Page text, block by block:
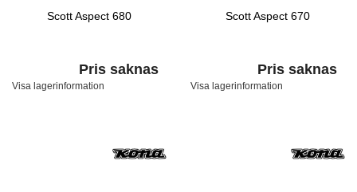
Scott Aspect 680
Pris saknas
Visa lagerinformation
Scott Aspect 670
Pris saknas
Visa lagerinformation